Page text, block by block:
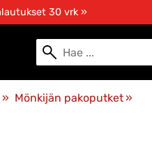
30 vrk »
‪» Mönkijän pakoputket ‪»